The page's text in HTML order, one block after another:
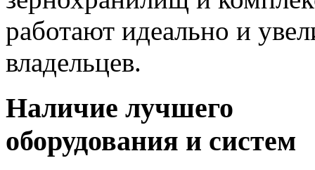
работают идеально и
владельцев.
Наличие лучшего
оборудования и систем